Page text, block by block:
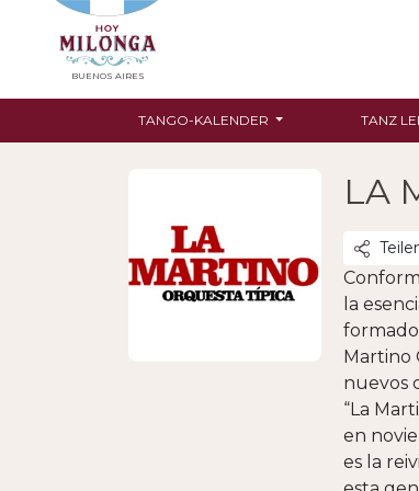
BUENOS AIRES
TANGO-KALENDER TANZ
LA
la
Martino
nuevos
“La
en
es la